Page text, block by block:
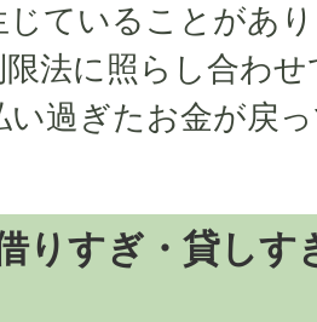
じていることがあ
法に照らし合わ
い過ぎたお金が戻
りすぎ・貸しす